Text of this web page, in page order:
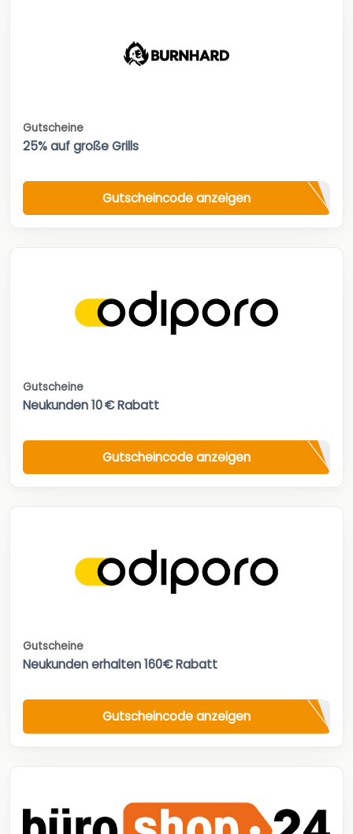
Gutscheine
25% auf große Grills
Gutscheincode anzeigen
Gutscheine
Neukunden 10 € Rabatt
Gutscheincode anzeigen
Gutscheine
Neukunden erhalten 160€ Rabatt
Gutscheincode anzeigen